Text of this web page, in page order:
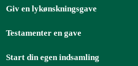
Giv en lykønskningsgave
Testamenter en gave
Start din egen indsamling